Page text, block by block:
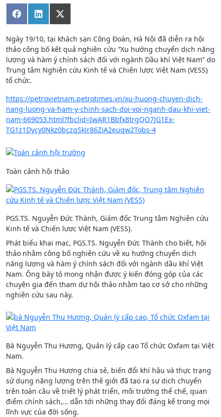
Share
on
Share
on
Share
on
(Twitter)
Ngày 19/10, tại khách sạn Công Đoàn, Hà Nội đã diễn ra hội
thảo công bố kết quả nghiên cứu “Xu hướng chuyển dịch năng
lượng và hàm ý chính sách đối với ngành Dầu khí Việt Nam” do
Trung tâm Nghiên cứu Kinh tế và Chiến lược Việt Nam (VESS)
tổ chức.
https://petrovietnam.petrotimes.vn/xu-huong-chuyen-dich-
nang-luong-va-ham-y-chinh-sach-doi-voi-nganh-dau-khi-viet-
nam-669053.html?fbclid=IwAR1Bbfx8trgQO7JG1Ex-
TG1z1Dycy0Nkz0bczqSkJr86ZiA2euqw2Tobs-4
Toàn cảnh hội thảo
PGS.TS. Nguyễn Đức Thành, Giám đốc Trung tâm Nghiên cứu
Kinh tế và Chiến lược Việt Nam (VESS).
Phát biểu khai mạc, PGS.TS. Nguyễn Đức Thành cho biết, hội
thảo nhằm công bố nghiên cứu về xu hướng chuyển dịch
năng lượng và hàm ý chính sách đối với ngành dầu khí Việt
Nam. Ông bày tỏ mong nhận được ý kiến đóng góp của các
chuyên gia đến tham dự hội thảo nhằm tạo cơ sở cho những
nghiên cứu sau này.
Bà Nguyễn Thu Hương, Quản lý cấp cao Tổ chức Oxfam tại Việt
Nam.
Bà Nguyễn Thu Hương chia sẻ, biến đổi khí hậu và thực trạng
sử dụng năng lượng trên thế giới đã tạo ra sự dịch chuyển
trên toàn cầu về triết lý phát triển, môi trường thể chế, quan
điểm chính sách,… dẫn tới những thay đổi đáng kể trong mọi
lĩnh vực của đời sống.